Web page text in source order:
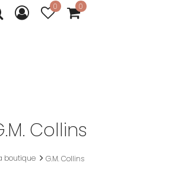
0 0
Collins
boutique G.M. Collins